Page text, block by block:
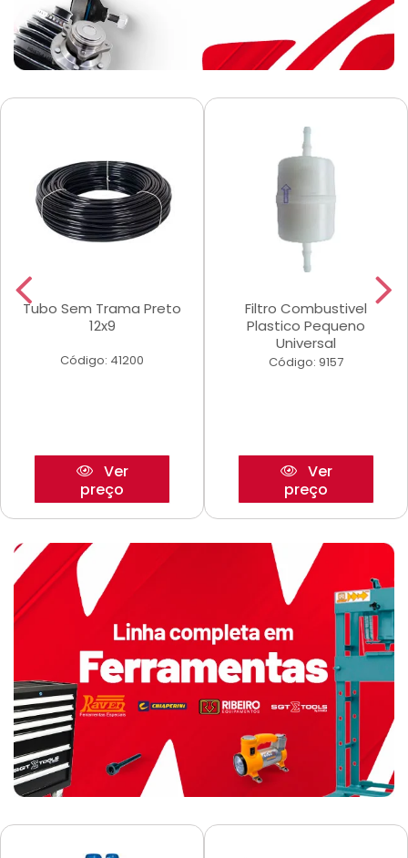
Tubo Sem Trama Preto
12x9
Código: 41200
Ver
preço
Filtro Combustivel
Plastico Pequeno
Universal
Código: 9157
Ver
preço